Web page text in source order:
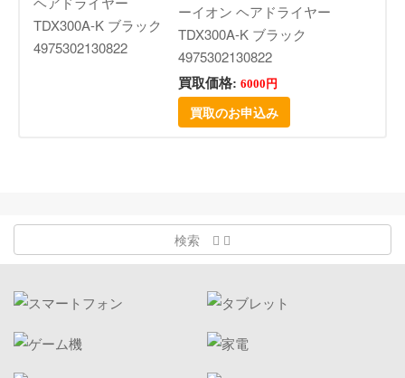
ーイオン ヘアドライヤー
TDX300A-K ブラック
4975302130822
買取価格: 6000円
買取のお申込み
検索